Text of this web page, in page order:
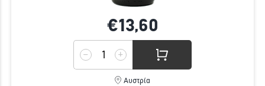
€13,60
Αυστρία